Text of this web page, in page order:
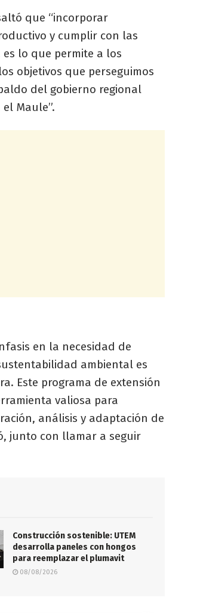
que “incorporar
y cumplir con las
lo que permite a los
objetivos que perseguimos
del gobierno regional
Maule”.
en la necesidad de
ambiental es
Este programa de extensión
valiosa para
análisis y adaptación de
junto con llamar a seguir
Construcción sostenible: UTEM
desarrolla paneles con hongos
para reemplazar el plumavit
08/08/2026